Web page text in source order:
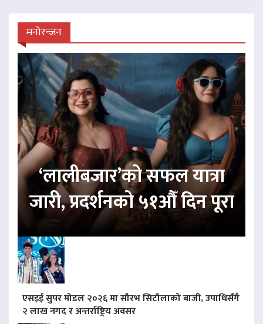
मनोरन्जन
‘लालीबजार’को सफल यात्रा
जारी, प्रदर्शनको ५१औँ दिन पूरा
एसइई सुपर मोडल २०२६ मा सौरभ सिटौलाको बाजी, उपाधिसँगै
२ लाख नगद र अन्तर्राष्ट्रिय अवसर